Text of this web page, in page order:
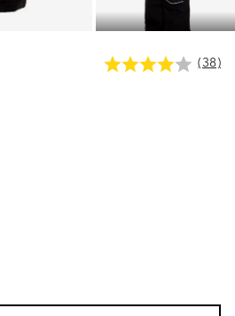
(38)